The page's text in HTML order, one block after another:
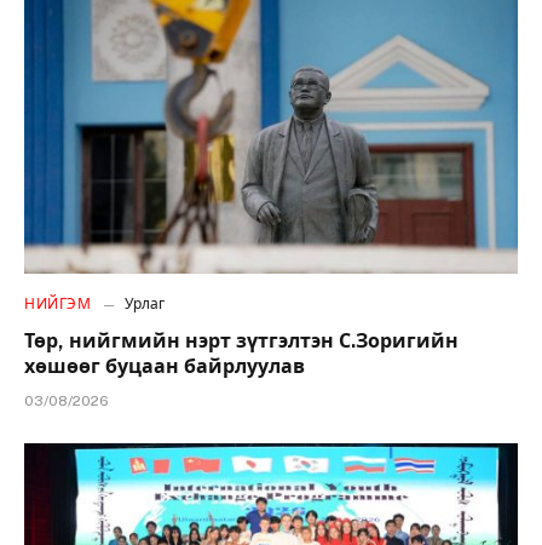
НИЙГЭМ Урлаг
Төр, нийгмийн нэрт зүтгэлтэн С.Зоригийн
хөшөөг буцаан байрлуулав
03/08/2026